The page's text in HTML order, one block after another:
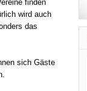
finden
wird auch
das
sich Gäste